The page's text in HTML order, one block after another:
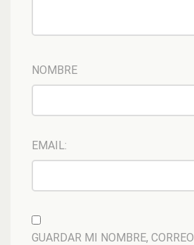
NOMBRE
EMAIL:
GUARDAR MI NOMBRE, CORREO